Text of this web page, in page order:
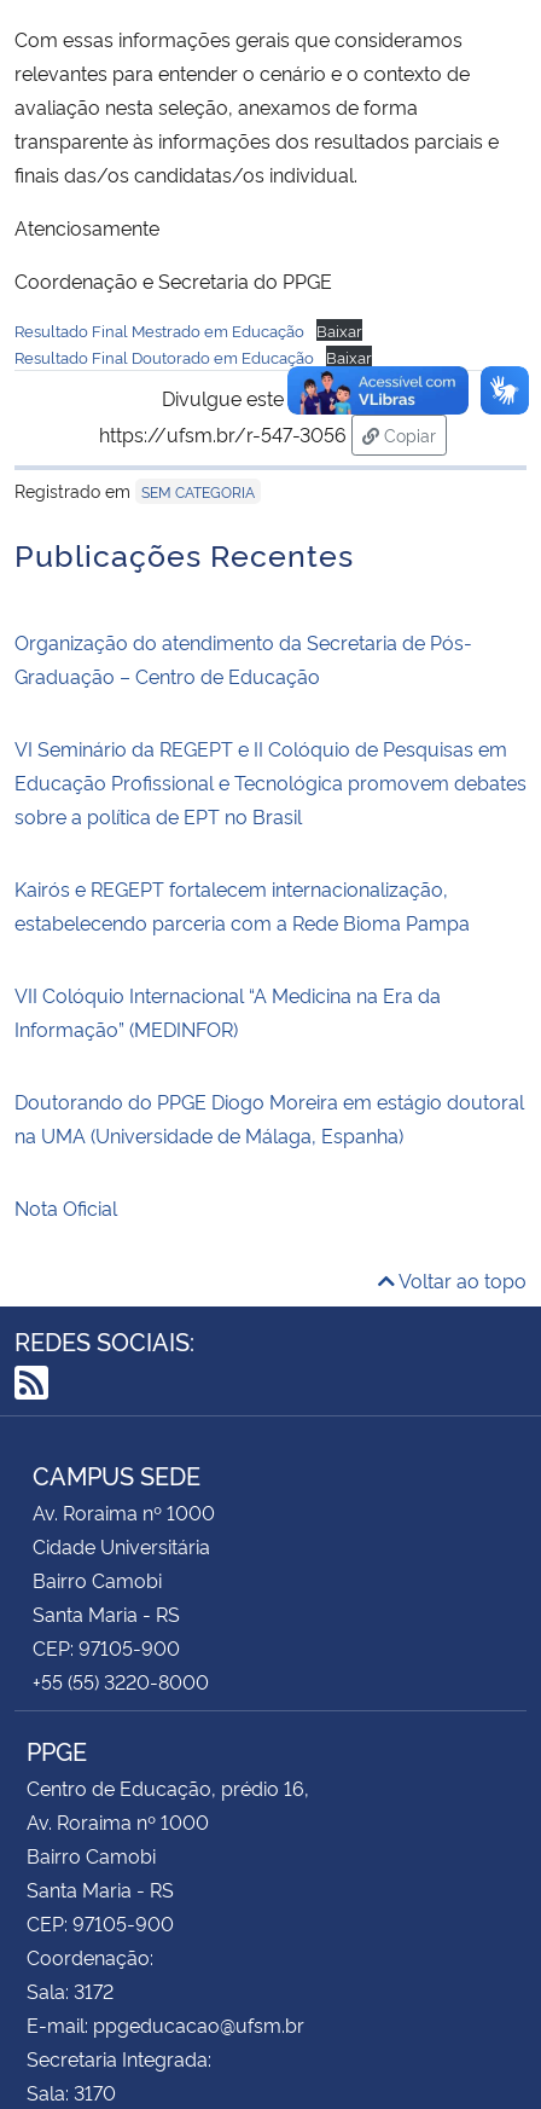
Com essas informações gerais que consideramos
relevantes para entender o cenário e o contexto de
avaliação nesta seleção, anexamos de forma
transparente às informações dos resultados parciais e
finais das/os candidatas/os individual.
Atenciosamente
Coordenação e Secretaria do PPGE
Resultado Final Mestrado em Educação
Baixar
Resultado Final Doutorado em Educação
Baixar
Divulgue este conteúdo:
https://ufsm.br/r-547-3056
Copiar
para área de
Registrado em SEM CATEGORIA
Publicações Recentes
Organização do atendimento da Secretaria de Pós-
Graduação – Centro de Educação
VI Seminário da REGEPT e II Colóquio de Pesquisas em
Educação Profissional e Tecnológica promovem debates
sobre a política de EPT no Brasil
Kairós e REGEPT fortalecem internacionalização,
estabelecendo parceria com a Rede Bioma Pampa
VII Colóquio Internacional “A Medicina na Era da
Informação” (MEDINFOR)
Doutorando do PPGE Diogo Moreira em estágio doutoral
na UMA (Universidade de Málaga, Espanha)
Nota Oficial
Voltar ao topo
REDES SOCIAIS:
RSS
CAMPUS SEDE
Av. Roraima nº 1000
Cidade Universitária
Bairro Camobi
Santa Maria - RS
CEP: 97105-900
+55 (55) 3220-8000
PPGE
Centro de Educação, prédio 16,
Av. Roraima nº 1000
Bairro Camobi
Santa Maria - RS
CEP: 97105-900
Coordenação:
Sala: 3172
E-mail: ppgeducacao@ufsm.br
Secretaria Integrada:
Sala: 3170